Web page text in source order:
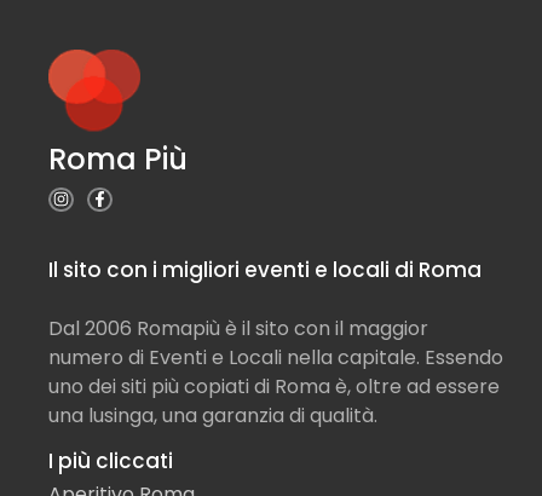
Roma Più
Il sito con i migliori eventi e locali di Roma
Dal 2006 Romapiù è il sito con il maggior
numero di Eventi e Locali nella capitale. Essendo
uno dei siti più copiati di Roma è, oltre ad essere
una lusinga, una garanzia di qualità.
I più cliccati